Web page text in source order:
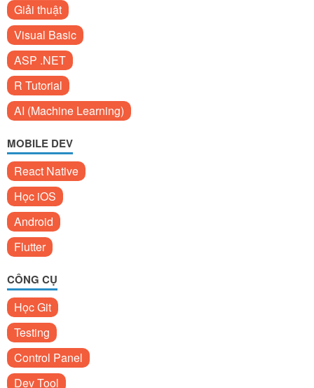
Giải thuật
Visual Basic
ASP .NET
R Tutorial
AI (Machine Learning)
MOBILE DEV
React Native
Học iOS
Android
Flutter
CÔNG CỤ
Học Git
Testing
Control Panel
Dev Tool